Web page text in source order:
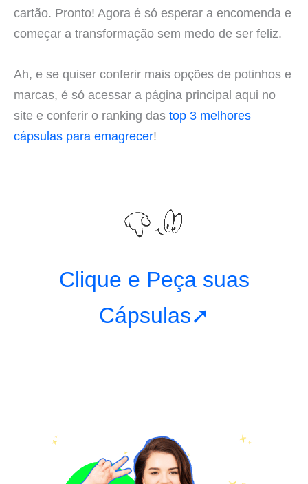
cartão. Pronto! Agora é só esperar a encomenda e
começar a transformação sem medo de ser feliz.
Ah, e se quiser conferir mais opções de potinhos e
marcas, é só acessar a página principal aqui no
site e conferir o ranking das top 3 melhores
cápsulas para emagrecer!
Clique e Peça suas
Cápsulas➚